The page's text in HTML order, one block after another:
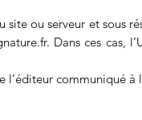
site ou serveur et sous
. Dans ces cas,
communiqué à